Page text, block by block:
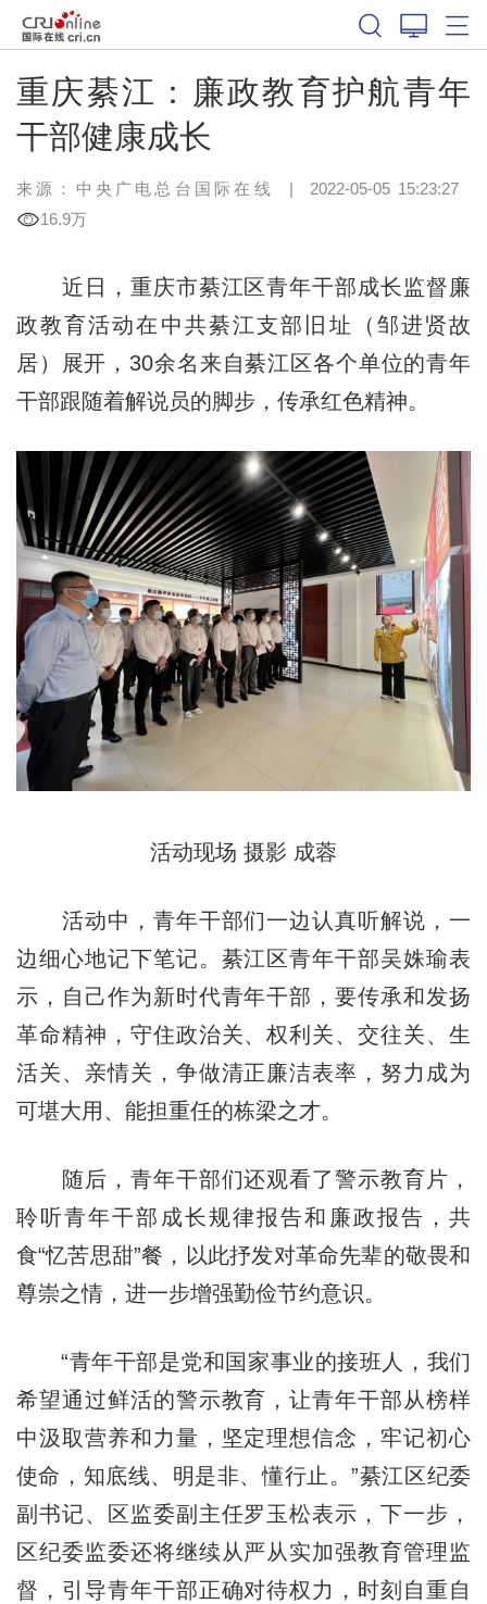
重庆綦江：廉政教育护航青年
干部健康成长
来源： 中央广电总台国际在线 | 2022-05-05 15:23:27
16.9万
近日，重庆市綦江区青年干部成长监督廉
政教育活动在中共綦江支部旧址（邹进贤故
居）展开，30余名来自綦江区各个单位的青年
干部跟随着解说员的脚步，传承红色精神。
活动现场 摄影 成蓉
活动中，青年干部们一边认真听解说，一
边细心地记下笔记。綦江区青年干部吴姝瑜表
示，自己作为新时代青年干部，要传承和发扬
革命精神，守住政治关、权利关、交往关、生
活关、亲情关，争做清正廉洁表率，努力成为
可堪大用、能担重任的栋梁之才。
随后，青年干部们还观看了警示教育片，
聆听青年干部成长规律报告和廉政报告，共
食“忆苦思甜”餐，以此抒发对革命先辈的敬畏和
尊崇之情，进一步增强勤俭节约意识。
“青年干部是党和国家事业的接班人，我们
希望通过鲜活的警示教育，让青年干部从榜样
中汲取营养和力量，坚定理想信念，牢记初心
使命，知底线、明是非、懂行止。”綦江区纪委
副书记、区监委副主任罗玉松表示，下一步，
区纪委监委还将继续从严从实加强教育管理监
督，引导青年干部正确对待权力，时刻自重自